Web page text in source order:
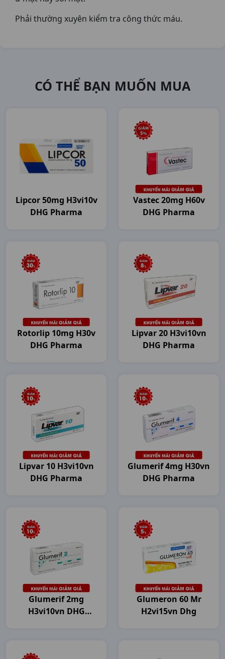
Phải thường xuyên kiểm tra công thức máu.
CÓ THỂ BẠN MUỐN MUA
Lipcor 50mg H3vi10v
DHG Pharma
Vastec 20mg H60v
DHG Pharma
Rotorlip 10mg H30v
DHG Pharma
Lipvar 20 H3vi10vn
DHG Pharma
Lipvar 10 H3vi10vn
DHG Pharma
Glumerif 4mg H30vn
DHG Pharma
Glumerif 2mg
H3vi10vn DHG
Glumeron 60 Mr
H2vi15vn Dhg